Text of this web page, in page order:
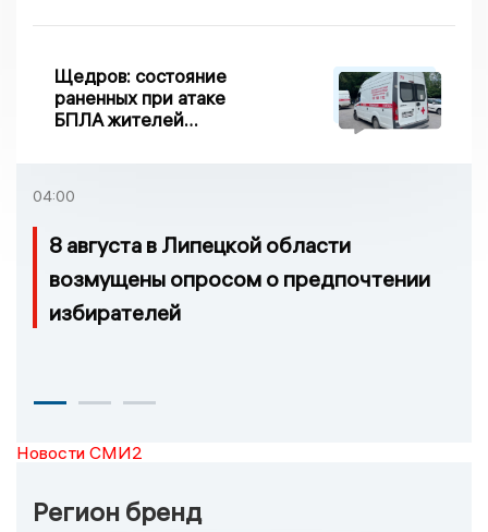
Щедров: состояние
раненных при атаке
БПЛА жителей
04:00
8 августа в Липецкой области
возмущены опросом о предпочтении
избирателей
Новости СМИ2
Регион бренд